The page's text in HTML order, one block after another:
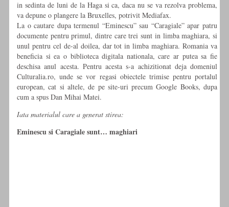
in sedinta de luni de la Haga si ca, daca nu se va rezolva problema,
va depune o plangere la Bruxelles, potrivit Mediafax.
La o cautare dupa termenul “Eminescu” sau “Caragiale” apar patru
documente pentru primul, dintre care trei sunt in limba maghiara, si
unul pentru cel de-al doilea, dar tot in limba maghiara. Romania va
beneficia si ea o biblioteca digitala nationala, care ar putea sa fie
deschisa anul acesta. Pentru acesta s-a achizitionat deja domeniul
Culturalia.ro, unde se vor regasi obiectele trimise pentru portalul
european, cat si altele, de pe site-uri precum Google Books, dupa
cum a spus Dan Mihai Matei.
Iata materialul care a generat stirea:
Eminescu si Caragiale sunt… maghiari